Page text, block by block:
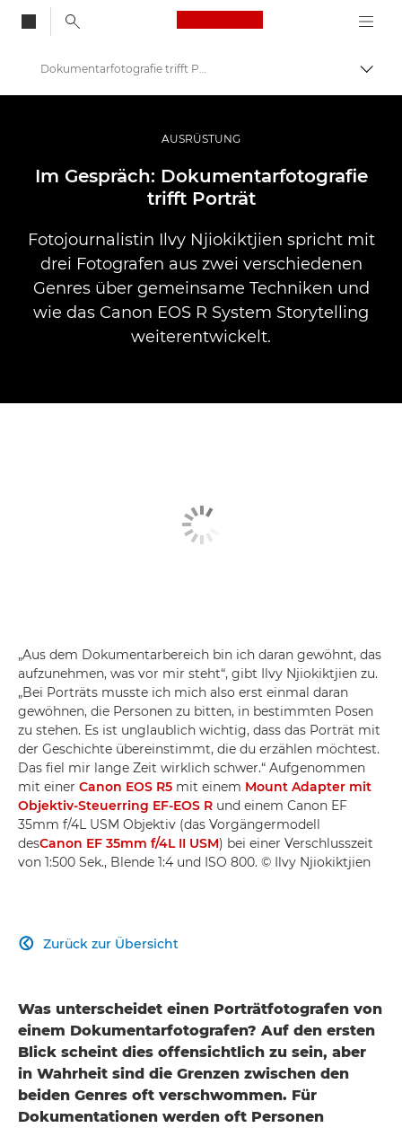
Canon Logo, back
Auf
Profi-Geschichten: Inspirationen für Foto, Video und Durck
Dokumentarfotografie trifft Porträt
AUSRÜSTUNG
Im Gespräch: Dokumentarfotografie
trifft Porträt
Fotojournalistin Ilvy Njiokiktjien spricht mit
drei Fotografen aus zwei verschiedenen
Genres über gemeinsame Techniken und
wie das Canon EOS R System Storytelling
weiterentwickelt.
„Aus dem Dokumentarbereich bin ich daran gewöhnt, das
aufzunehmen, was vor mir steht“, gibt Ilvy Njiokiktjien zu.
„Bei Porträts musste ich mich also erst einmal daran
gewöhnen, die Personen zu bitten, in bestimmten Posen
zu stehen. Es ist unglaublich wichtig, dass das Porträt mit
der Geschichte übereinstimmt, die du erzählen möchtest.
Das fiel mir lange Zeit wirklich schwer.“ Aufgenommen
mit einer Canon EOS R5 mit einem Mount Adapter mit
Objektiv-Steuerring EF-EOS R und einem Canon EF
35mm f/4L USM Objektiv (das Vorgängermodell
desCanon EF 35mm f/4L II USM) bei einer Verschlusszeit
von 1:500 Sek., Blende 1:4 und ISO 800. © Ilvy Njiokiktjien
Zurück zur Übersicht

Was unterscheidet einen Porträtfotografen von
einem Dokumentarfotografen? Auf den ersten
Blick scheint dies offensichtlich zu sein, aber
in Wahrheit sind die Grenzen zwischen den
beiden Genres oft verschwommen. Für
Dokumentationen werden oft Personen